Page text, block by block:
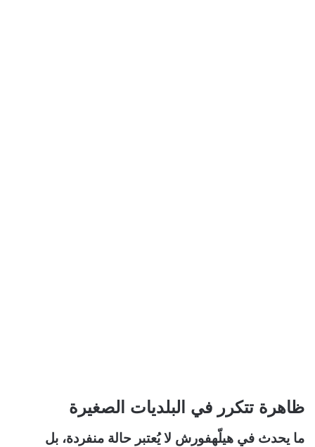
ظاهرة تتكرر في البلديات الصغيرة
ما يحدث في هيلّهفورش لا يُعتبر حالة منفردة، بل